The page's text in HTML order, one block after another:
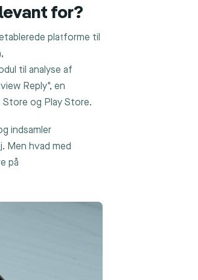
for?
platforme til
til analyse af
Reply", en
Store og Play Store.
indsamler
Men hvad med
på